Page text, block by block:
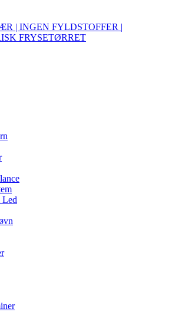
| INGEN FYLDSTOFFER |
FRYSETØRRET
Led